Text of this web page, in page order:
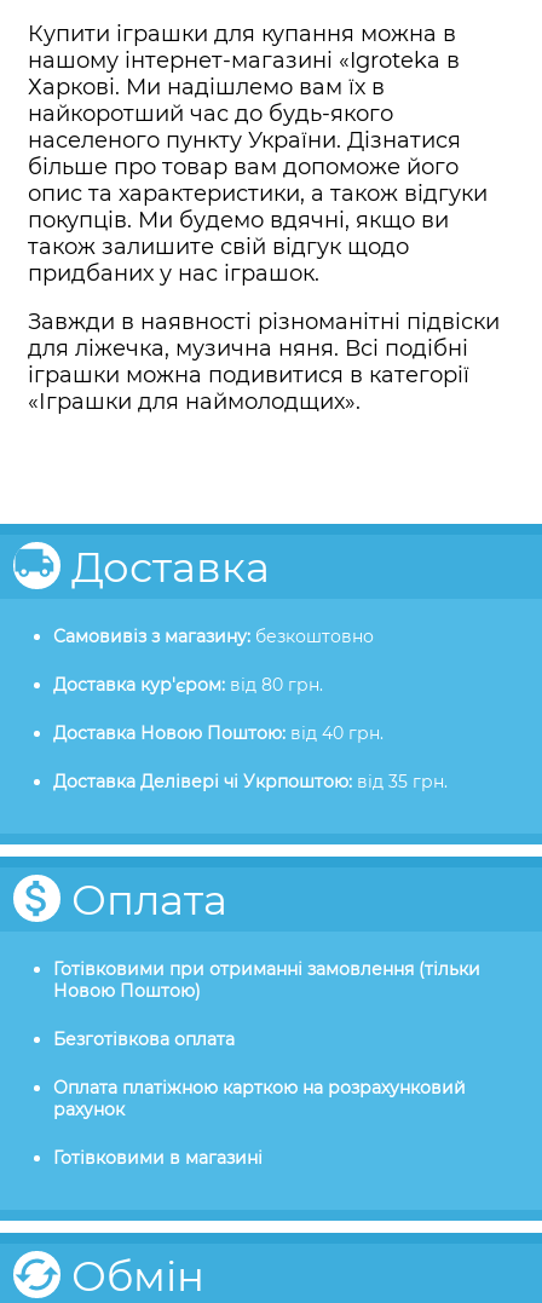
Купити іграшки для купання можна в
нашому інтернет-магазині «Igroteka в
Харкові. Ми надішлемо вам їх в
найкоротший час до будь-якого
населеного пункту України. Дізнатися
більше про товар вам допоможе його
опис та характеристики, а також відгуки
покупців. Ми будемо вдячні, якщо ви
також залишите свій відгук щодо
придбаних у нас іграшок.
Завжди в наявності різноманітні підвіски
для ліжечка, музична няня. Всі подібні
іграшки можна подивитися в категорії
«Іграшки для наймолодщих».
Доставка
Самовивіз з магазину: безкоштовно
Доставка кур'єром: від 80 грн.
Доставка Новою Поштою: від 40 грн.
Доставка Делівері чі Укрпоштою: від 35 грн.
Оплата
Готівковими при отриманні замовлення (тільки
Новою Поштою)
Безготівкова оплата
Оплата платіжною карткою на розрахунковий
рахунок
Готівковими в магазині
Обмін